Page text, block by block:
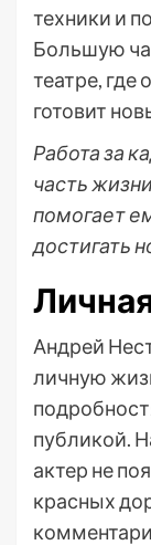
техники и
Большую
театре, где
готовит
Работа за
часть
помогает
достигать
Андрей
личную
публикой.
актер не
красных